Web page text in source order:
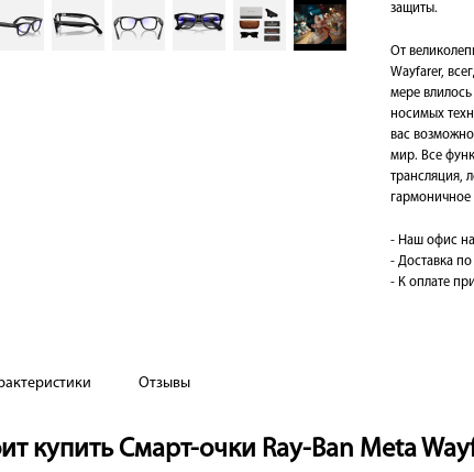
защиты.
От
Wayfarer,
мере влилось
носимых
вас
мир. Все
трансляция,
- Наш офис
- Доставка
- К оплате
Отзывы
купить Смарт-очки Ray-Ban Meta